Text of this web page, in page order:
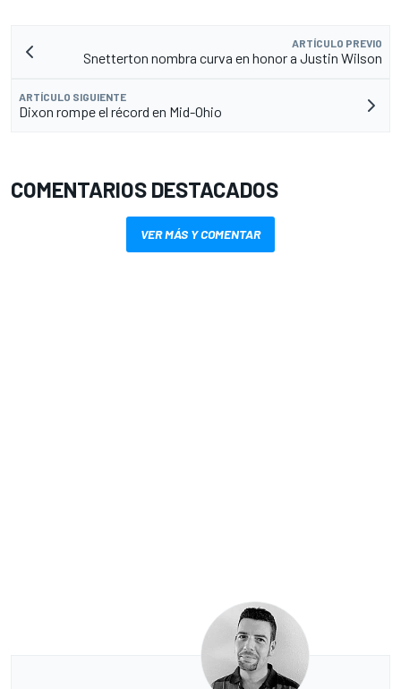
ARTÍCULO PREVIO
Snetterton nombra curva en honor a Justin Wilson
ARTÍCULO SIGUIENTE
Dixon rompe el récord en Mid-Ohio
COMENTARIOS DESTACADOS
VER MÁS Y COMENTAR